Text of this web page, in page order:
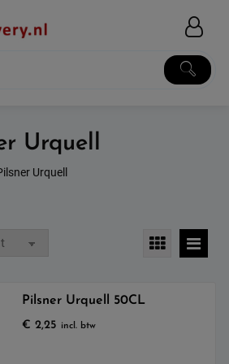
Urquell
Urquell
Pilsner Urquell 50CL
€ 2,25 incl. btw